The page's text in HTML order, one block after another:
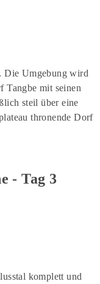
Die Umgebung wird
Tangbe mit seinen
steil über eine
thronende Dorf
- Tag 3
komplett und